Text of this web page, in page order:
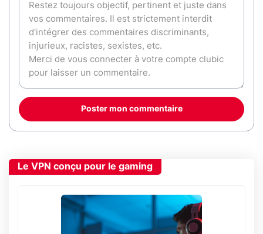
Poster mon commentaire
Le VPN conçu pour le gaming